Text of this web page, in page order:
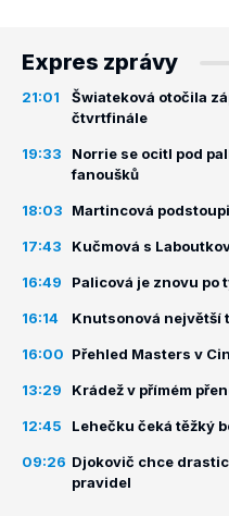
Expres zprávy
21:01
Šwiateková otočila
čtvrtfinále
19:33
Norrie se ocitl pod
fanoušků
18:03 Martincová
17:43 Kučmová s
16:49 Palicová je znovu po
16:14 Knutsonová největší
16:00 Přehled Masters v
13:29 Krádež v přímém
12:45 Lehečku čeká těžký
09:26 Djokovič chce
pravidel